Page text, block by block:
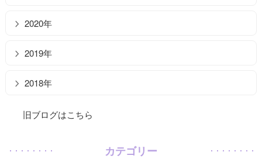
2020年
2019年
2018年
旧ブログはこちら
カテゴリー